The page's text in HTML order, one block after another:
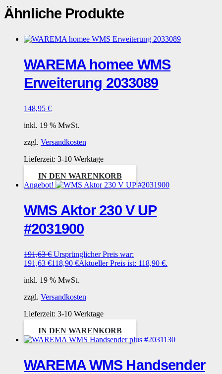
Ähnliche Produkte
WAREMA homee WMS
Erweiterung 2033089
148,95 €
inkl. 19 % MwSt.
zzgl. Versandkosten
Lieferzeit: 3-10 Werktage
IN DEN WARENKORB
Angebot!
WMS Aktor 230 V UP
#2031900
191,63€ Ursprünglicher Preis war:
191,63 €118,90 €Aktueller Preis ist: 118,90 €.
inkl. 19 % MwSt.
zzgl. Versandkosten
Lieferzeit: 3-10 Werktage
IN DEN WARENKORB
WAREMA WMS Handsender